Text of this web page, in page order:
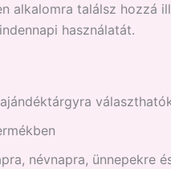
alkalomra találsz hozzá
használatát.
névnapra, ünnepekre